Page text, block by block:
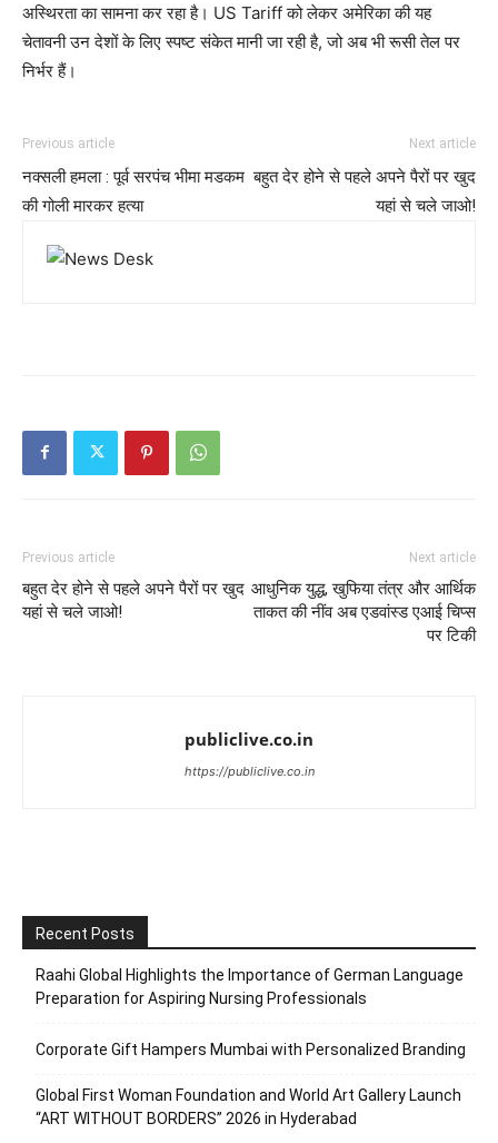
अस्थिरता का सामना कर रहा है। US Tariff को लेकर अमेरिका की यह
चेतावनी उन देशों के लिए स्पष्ट संकेत मानी जा रही है, जो अब भी रूसी तेल पर
निर्भर हैं।
Previous article
नक्सली हमला : पूर्व सरपंच भीमा मडकम
की गोली मारकर हत्या
Next article
बहुत देर होने से पहले अपने पैरों पर खुद
यहां से चले जाओ!
Previous article
बहुत देर होने से पहले अपने पैरों पर खुद
यहां से चले जाओ!
Next article
आधुनिक युद्ध, खुफिया तंत्र और आर्थिक
ताकत की नींव अब एडवांस्ड एआई चिप्स
पर टिकी
publiclive.co.in
https://publiclive.co.in
Recent Posts
Raahi Global Highlights the Importance of German Language
Preparation for Aspiring Nursing Professionals
Corporate Gift Hampers Mumbai with Personalized Branding
Global First Woman Foundation and World Art Gallery Launch
“ART WITHOUT BORDERS” 2026 in Hyderabad